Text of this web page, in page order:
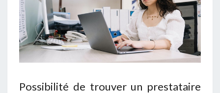
Possibilité de trouver un prestataire